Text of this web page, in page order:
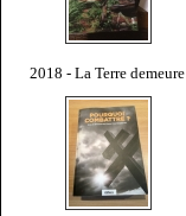
2018 - La Terre demeure